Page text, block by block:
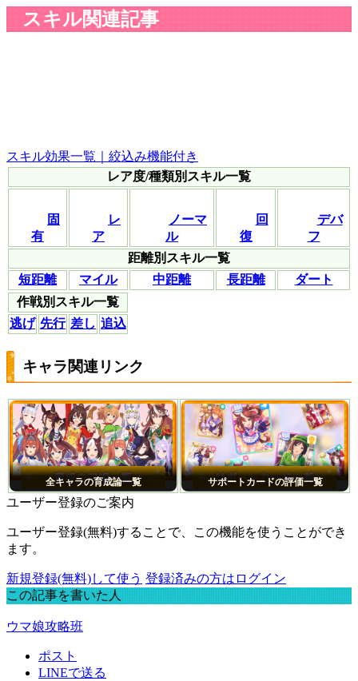
スキル関連記事
スキル効果一覧｜絞込み機能付き
レア度/種類別スキル一覧
固
有
レ
ア
ノーマ
ル
回
復
デバ
フ
距離別スキル一覧
短距離
マイル 中距離 長距離
ダート
作戦別スキル一覧
逃げ 先行 差し 追込
キャラ関連リンク
全キャラの育成論一覧 サポートカードの評価一覧
ユーザー登録のご案内
ユーザー登録(無料)することで、この機能を使うことができ
ます。
新規登録(無料)して使う 登録済みの方はログイン
この記事を書いた人
ウマ娘攻略班
ポスト
LINEで送る